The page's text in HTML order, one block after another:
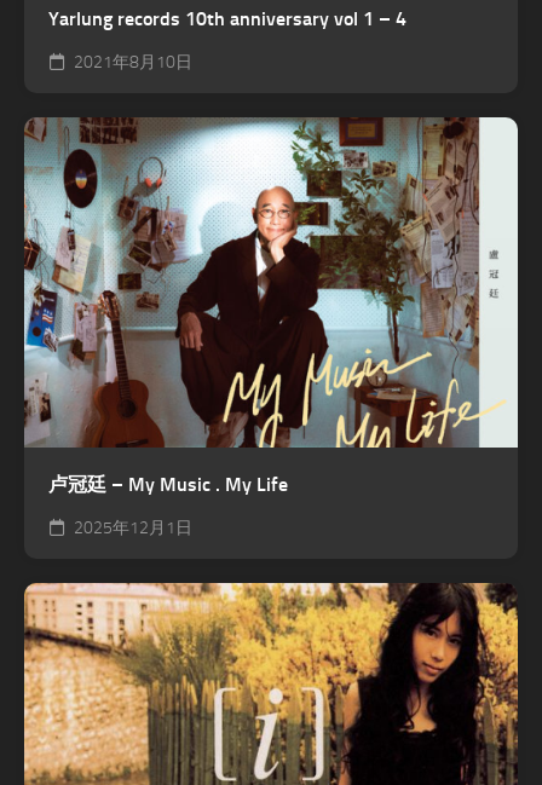
Yarlung records 10th anniversary vol 1 – 4
2021年8月10日
卢冠廷 – My Music . My Life
2025年12月1日